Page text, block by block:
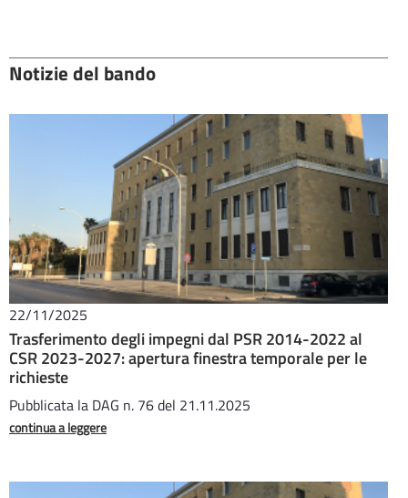
Notizie del bando
22/11/2025
Trasferimento degli impegni dal PSR 2014-2022 al
CSR 2023-2027: apertura finestra temporale per le
richieste
Pubblicata la DAG n. 76 del 21.11.2025
continua a leggere